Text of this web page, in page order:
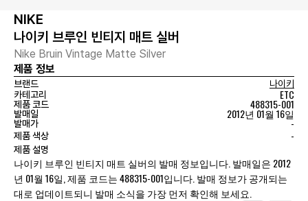
NIKE
나이키 브루인 빈티지 매트 실버
Nike Bruin Vintage Matte Silver
제품 정보
브랜드
나이키
카테고리
ETC
제품 코드 488315-001
발매일 2012년 01월 16일
발매가 -
제품 색상 -
제품 설명
나이키 브루인 빈티지 매트 실버의 발매 정보입니다. 발매일은 2012
년 01월 16일, 제품 코드는 488315-001입니다. 발매 정보가 공개되는
대로 업데이트되니 발매 소식을 가장 먼저 확인해 보세요.